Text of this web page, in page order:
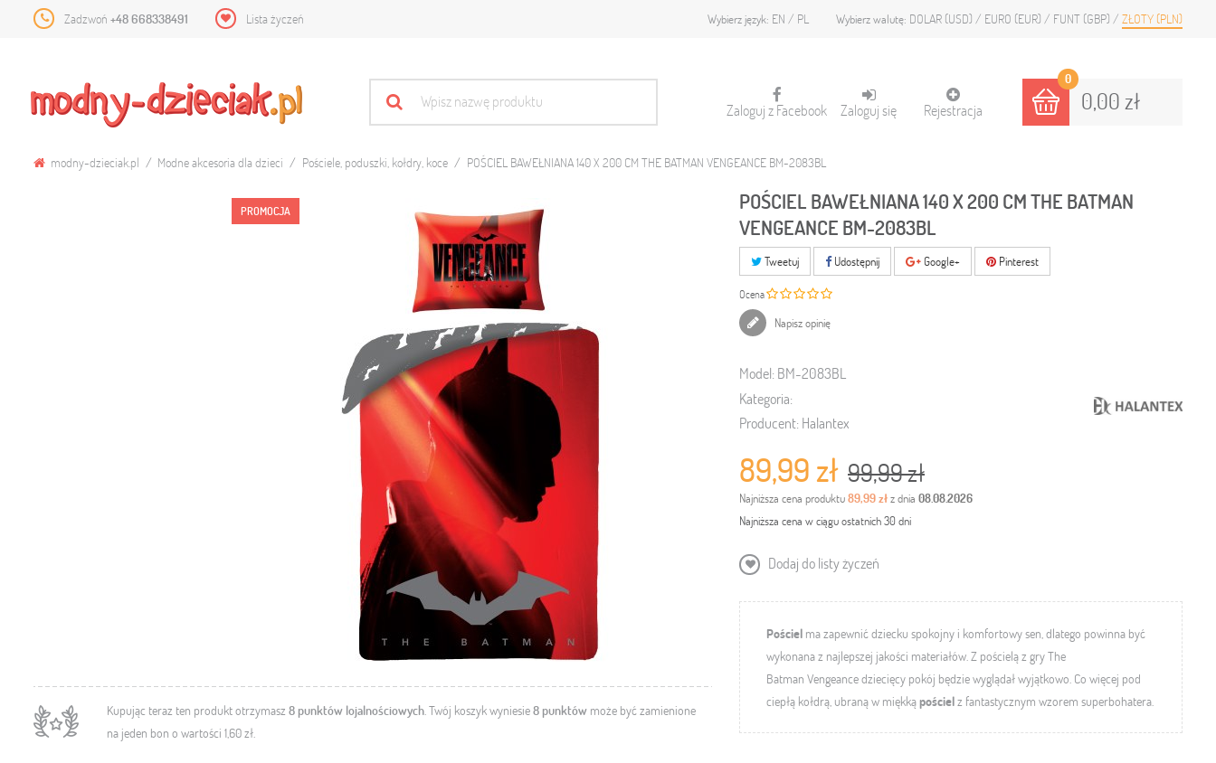
Zadzwoń +48 668338491 Lista życzeń Wybierz walutę: DOLAR (USD) EURO (EUR) FUNT (GBP) ZŁOTY (PLN)
Wybierz język: EN PL
0
0,00 zł
Zaloguj się Rejestracja
Zaloguj z Facebook
modny-dzieciak.pl Modne akcesoria dla dzieci Pościele, poduszki, kołdry, koce POŚCIEL BAWEŁNIANA 140 X 200 CM THE BATMAN VENGEANCE BM-2083BL
PROMOCJA
Kupując teraz ten produkt otrzymasz 8punktów lojalnościowych. Twój koszyk wyniesie8punktów może być zamienione
na jeden bon o wartości 1,60 zł.
POŚCIEL BAWEŁNIANA 140 X 200 CM THE BATMAN
VENGEANCE BM-2083BL
Tweetuj Udostępnij Google+ Pinterest
Ocena
Napisz opinię
Model: BM-2083BL
Kategoria:
Producent: Halantex
89,99 zł 99,99 zł
Najniższa cena produktu89,99 złz dnia 08.08.2026
Najniższa cena w ciągu ostatnich 30 dni
Dodaj do listy życzeń
Pościel ma zapewnić dziecku spokojny i komfortowy sen, dlatego powinna być
wykonana z najlepszej jakości materiałów. Z pościelą z gry The
Batman Vengeancedziecięcy pokój będzie wyglądał wyjątkowo. Co więcej pod
ciepłą kołdrą, ubraną w miękkąpościelz fantastycznym wzorem superbohatera.